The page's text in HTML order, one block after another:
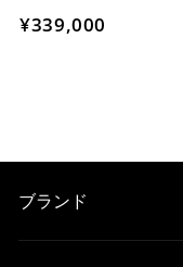
¥339,000
ブランド